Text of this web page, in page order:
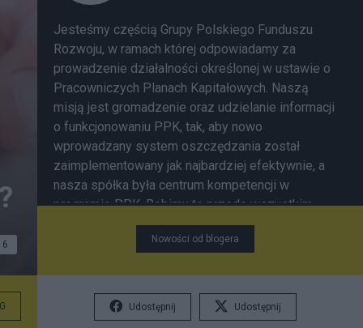
6
Jesteśmy częścią Grupy Polskiego Funduszu
Rozwoju, w ramach której odpowiadamy za
prowadzenie działalności określonej w ustawie o
Pracowniczych Planach Kapitałowych. Naszą
misją jest gromadzenie oraz udzielanie informacji
o funkcjonowaniu PPK, tak, aby nowo
wprowadzany system oszczędzania został
zaimplementowany jak najbardziej efektywnie, a
nasza spółka była centrum kompetencji w
programie PPK. Robimy to przede wszystkim
poprzez prowadzenie strony www.mojeppk.pl,
jedyne oficjalne źródło informacji o
dostarczamy niezbędnych informacji
pracodawcom, pracownikom oraz instytucjom
Nowości od blogera
Udostępnij Udostępnij